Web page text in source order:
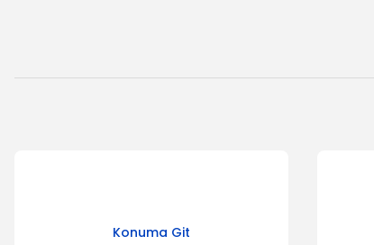
Ürün açıklamasında eksik bilgiler bulunuyor.
Konuma Git